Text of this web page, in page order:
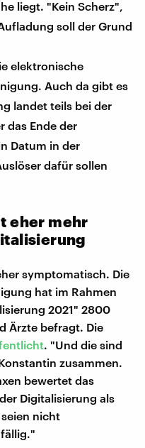
liegt. "Kein Scherz",
soll der Grund
elektronische
Auch da gibt es
landet teils bei der
das Ende der
Datum in der
dafür sollen
eher mehr
symptomatisch. Die
hat im Rahmen
2021" 2800
Ärzte befragt. Die
. "Und die sind
zusammen.
bewertet das
Digitalisierung als
nicht